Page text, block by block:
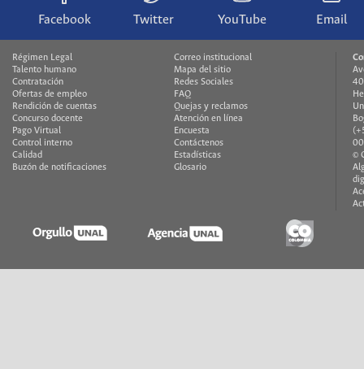
Facebook Twitter YouTube Email
Régimen Legal
Talento humano
Contratación
Ofertas de empleo
Rendición de cuentas
Concurso docente
Pago Virtual
Control interno
Calidad
Buzón de notificaciones
Correo institucional
Mapa del sitio
Redes Sociales
FAQ
Quejas y reclamos
Atención en línea
Encuesta
Contáctenos
Estadísticas
Glosario
©